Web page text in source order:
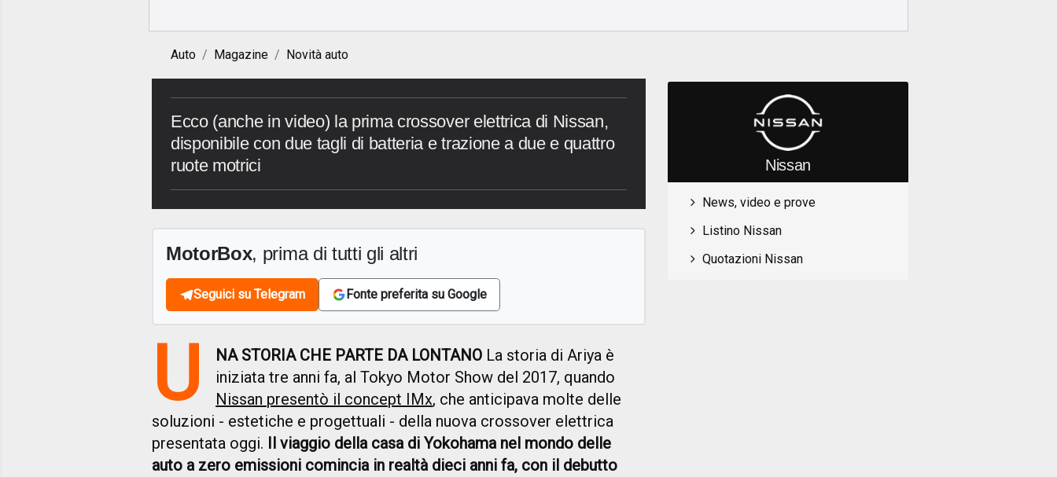
Auto Magazine Novità auto
Ecco (anche in video) la prima crossover elettrica di Nissan,
disponibile con due tagli di batteria e trazione a due e quattro
ruote motrici
MotorBox, prima di tutti gli altri
Seguici su Telegram Fonte preferita su Google
U NA STORIA CHE PARTE DA LONTANO La storia di Ariya è
iniziata tre anni fa, al Tokyo Motor Show del 2017, quando
Nissan presentò il concept IMx, che anticipava molte delle
soluzioni - estetiche e progettuali - della nuova crossover elettrica
presentata oggi. Il viaggio della casa di Yokohama nel mondo delle
auto a zero emissioni comincia in realtà dieci anni fa, con il debutto
Nissan
News, video e prove
Listino Nissan
Quotazioni Nissan